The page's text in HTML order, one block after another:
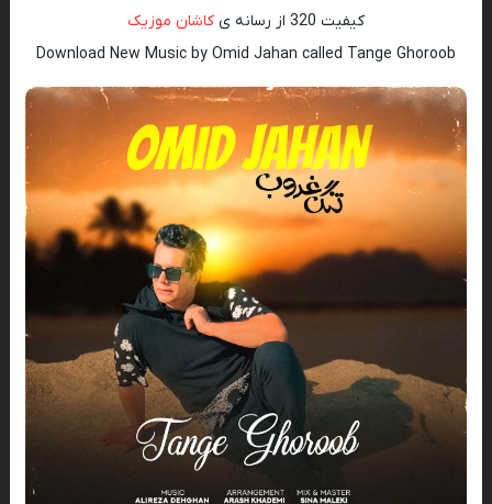
کیفیت 320 از رسانه ی
کاشان موزیک
Download New Music by Omid Jahan called Tange Ghoroob